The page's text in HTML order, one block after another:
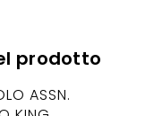
prodotto
ASSN.